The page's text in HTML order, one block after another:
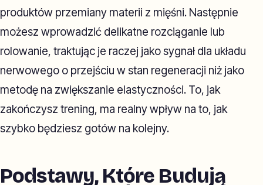
produktów przemiany materii z mięśni. Następnie
możesz wprowadzić delikatne rozciąganie lub
rolowanie, traktując je raczej jako sygnał dla układu
nerwowego o przejściu w stan regeneracji niż jako
metodę na zwiększanie elastyczności. To, jak
zakończysz trening, ma realny wpływ na to, jak
szybko będziesz gotów na kolejny.
Podstawy, Które Budują